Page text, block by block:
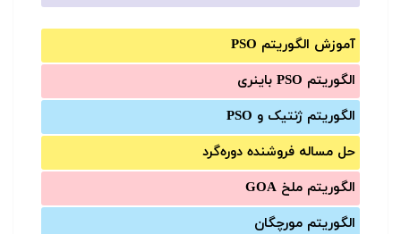
آموزش الگوریتم PSO
الگوریتم PSO باینری
الگوریتم ژنتیک و PSO
حل مساله فروشنده دوره‌گرد
الگوریتم ملخ GOA
الگوریتم مورچگان